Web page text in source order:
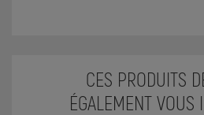
CES PRODUITS
ÉGALEMENT VOUS